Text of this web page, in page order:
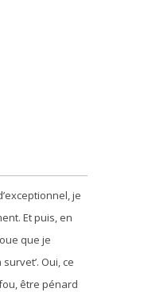
je
Et puis, en
que je
Oui, ce
être pénard